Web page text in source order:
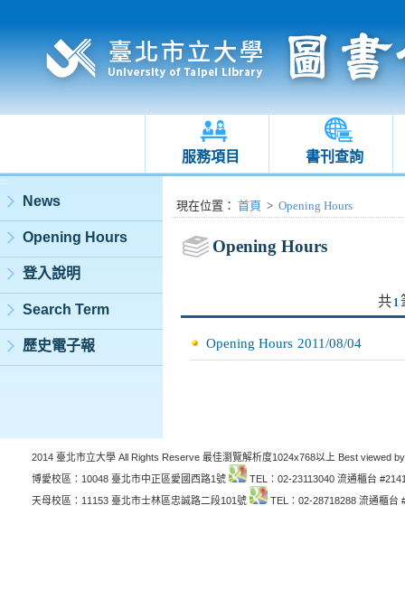
服務項目 書刊查詢
:::
News
Opening Hours
登入說明
Search Term
歷史電子報
:::現在位置 ： 首頁 > Opening Hours
Opening Hours
共 1
Opening Hours 2011/08/04
2014 臺北市立大學 All Rights Reserve 最佳瀏覽解析度1024x768以上 Best viewed
博愛校區：10048 臺北市中正區愛國西路1號
TEL：02-23113040 流通櫃台
天母校區：11153 臺北市士林區忠誠路二段101號
TEL：02-28718288 流通櫃台